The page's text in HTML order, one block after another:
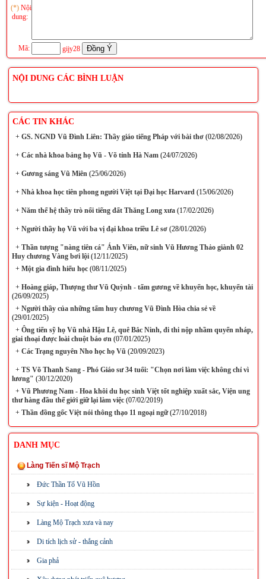
(*) Nội
dung:
Mã: gijy28
NỘI DUNG CÁC BÌNH LUẬN
CÁC TIN KHÁC
+GS. NGND Vũ Đình Liên: Thầy giáo tiếng Pháp với bài thơ(02/08/2026)
+Các nhà khoa bảng họ Vũ - Võ tỉnh Hà Nam(24/07/2026)
+Gương sáng Vũ Miên(25/06/2026)
+Nhà khoa học tiên phong người Việt tại Đại học Harvard(15/06/2026)
+Năm thế hệ thầy trò nổi tiếng đất Thăng Long xưa(17/02/2026)
+Người thầy họ Vũ với ba vị đại khoa triều Lê sơ(28/01/2026)
+Thần tượng "nàng tiên cá" Ánh Viên, nữ sinh Vũ Hương Thảo giành 02
Huy chương Vàng bơi lội(12/11/2025)
+Một gia đình hiếu học(08/11/2025)
+Hoàng giáp, Thượng thư Vũ Quỳnh - tấm gương về khuyến học, khuyến tài
(26/09/2025)
+Người thầy của những tấm huy chương Vũ Đình Hòa chia sẻ về
(29/01/2025)
+Ông tiến sỹ họ Vũ nhà Hậu Lê, quê Bắc Ninh, đi thi nộp nhầm quyển nháp,
giai thoại được loài chuột báo ơn(07/01/2025)
+Các Trạng nguyên Nho học họ Vũ(20/09/2023)
+TS Võ Thanh Sang - Phó Giáo sư 34 tuổi: "Chọn nơi làm việc không chỉ vì
lương" (30/12/2020)
+Vũ Phương Nam - Hoa khôi du học sinh Việt tốt nghiệp xuất sắc, Viện ung
thư hàng đầu thế giới giữ lại làm việc(07/02/2019)
+Thần đồng gốc Việt nói thông thạo 11 ngoại ngữ(27/10/2018)
DANH MỤC
Làng Tiến sĩ Mộ Trạch
Đức Thần Tổ Vũ Hồn
Sự kiện - Hoạt động
Làng Mộ Trạch xưa và nay
Di tích lịch sử - thắng cảnh
Gia phả